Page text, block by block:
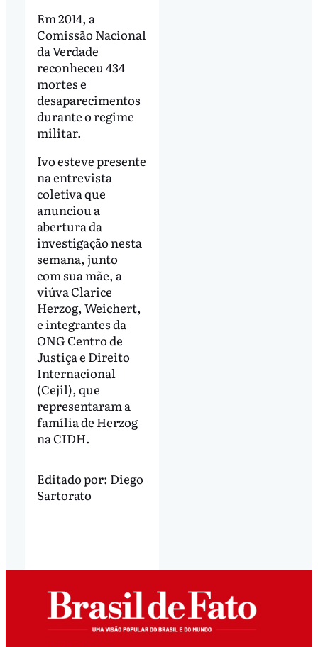
Em 2014, a
Comissão Nacional
da Verdade
reconheceu 434
mortes e
desaparecimentos
durante o regime
militar.
Ivo esteve presente
na entrevista
coletiva que
anunciou a
abertura da
investigação nesta
semana, junto
com sua mãe, a
viúva Clarice
Herzog, Weichert,
e integrantes da
ONG Centro de
Justiça e Direito
Internacional
(Cejil), que
representaram a
família de Herzog
na CIDH.
Editado por: Diego
Sartorato